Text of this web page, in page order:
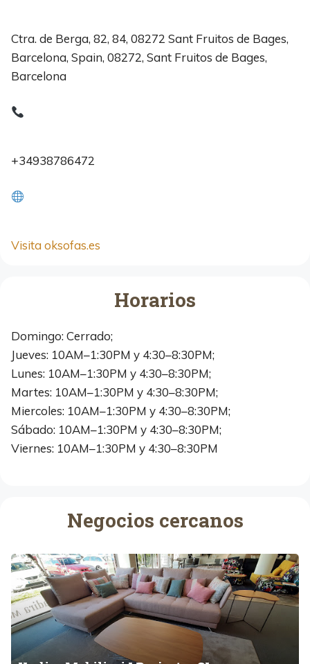
Ctra. de Berga, 82, 84, 08272 Sant Fruitos de Bages,
Barcelona, Spain, 08272, Sant Fruitos de Bages,
Barcelona
+34938786472
Visita oksofas.es
Horarios
Domingo: Cerrado;
Jueves: 10AM–1:30PM y 4:30–8:30PM;
Lunes: 10AM–1:30PM y 4:30–8:30PM;
Martes: 10AM–1:30PM y 4:30–8:30PM;
Miercoles: 10AM–1:30PM y 4:30–8:30PM;
Sábado: 10AM–1:30PM y 4:30–8:30PM;
Viernes: 10AM–1:30PM y 4:30–8:30PM
Negocios cercanos
K
d
i
r